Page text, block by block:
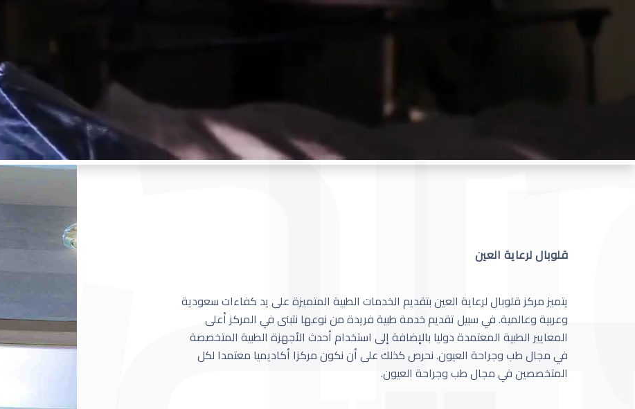
قلوبال لرعاية العين
يتميز مركز قلوبال لرعاية العين بتقديم الخدمات الطبية المتميزة على يد كفاءات سعودية
وعربية وعالمية. في سبيل تقديم خدمة طبية فريدة من نوعها نتبنى في المركز أعلى
المعايير الطبية المعتمدة دوليا بالإضافة إلى استخدام أحدث الأجهزة الطبية المتخصصة
في مجال طب وجراحة العيون. نحرص كذلك على أن نكون مركزا أكاديميا معتمدا لكل
المتخصصين في مجال طب وجراحة العيون.